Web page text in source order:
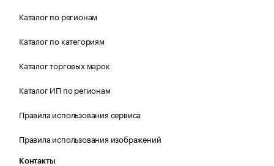
Каталог по регионам
Каталог по категориям
Каталог торговых марок
Каталог ИП по регионам
Правила использования сервиса
Правила использования изображений
Контакты